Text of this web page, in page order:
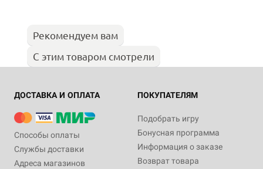
Рекомендуем вам
С этим товаром смотрели
ДОСТАВКА И ОПЛАТА
Способы оплаты
Службы доставки
Адреса магазинов
ПОКУПАТЕЛЯМ
Подобрать игру
Бонусная программа
Информация о заказе
Возврат товара